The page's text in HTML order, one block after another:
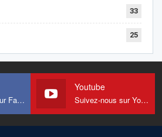
33
25
Suivez-nous sur Facebook
Youtube
Suivez-nous sur Youtube